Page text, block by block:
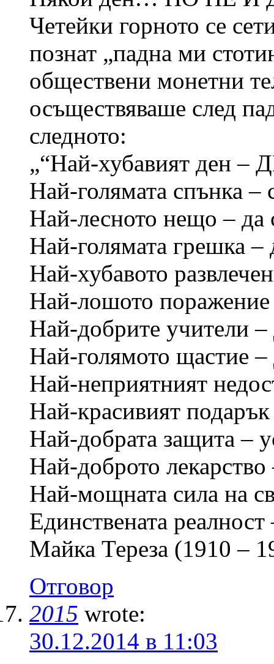
Четейки горното се
познат „падна ми
обществени монетни
осъществяваше след
следното:
„“Най-хубавият ден
Най-голямата спънка –
Най-лесното нещо – да
Най-голямата грешка
Най-хубавото
Най-лошото поражение
Най-добрите учители –
Най-голямото щастие –
Най-неприятният
Най-красивият
Най-добрата защита –
Най-доброто
Най-мощната сила на
Единствената
Майка Тереза (1910 –
Отговор
2015 wrote:
30.12.2014 в 11:03